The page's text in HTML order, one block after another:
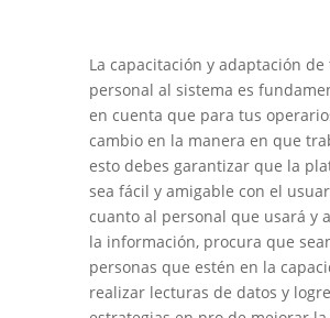
La capacitación y adaptación de
personal al sistema es
en cuenta que para tus
cambio en la manera en que
esto debes garantizar que la
sea fácil y amigable con el
cuanto al personal que usará y
la información, procura que
personas que estén en la
realizar lecturas de datos y